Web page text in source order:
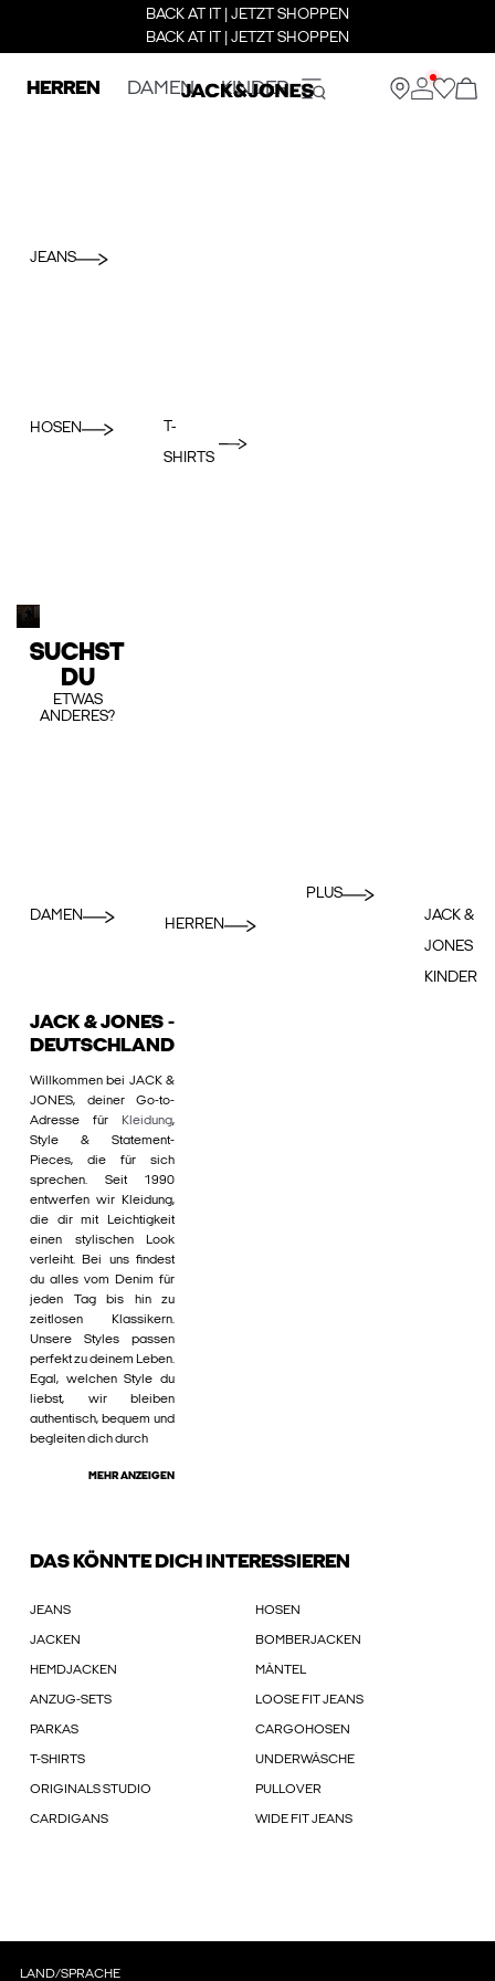
BACK AT IT | JETZT SHOPPEN
BACK AT IT | JETZT SHOPPEN
HERREN DAMEN KINDER
JEANS
HOSEN
T-
SHIRTS
SUCHST
DU
ETWAS
ANDERES?
DAMEN
HERREN
PLUS
JACK &
JONES
KINDER
JACK & JONES -
DEUTSCHLAND
Willkommen bei JACK &
JONES, deiner Go-to-
Adresse für
Kleidung,
Style & Statement-
Pieces, die für sich
sprechen. Seit 1990
entwerfen wir Kleidung,
die dir mit Leichtigkeit
einen stylischen Look
verleiht. Bei uns findest
du alles vom Denim für
jeden Tag bis hin zu
zeitlosen Klassikern.
Unsere Styles passen
perfekt zu deinem Leben.
Egal, welchen Style du
liebst, wir bleiben
authentisch, bequem und
begleiten dich durch
MEHR ANZEIGEN
DAS KÖNNTE DICH INTERESSIEREN
JEANS HOSEN
JACKEN BOMBERJACKEN
HEMDJACKEN MÄNTEL
ANZUG-SETS LOOSE FIT JEANS
PARKAS CARGOHOSEN
T-SHIRTS UNDERWÄSCHE
ORIGINALS STUDIO PULLOVER
CARDIGANS WIDE FIT JEANS
LAND/SPRACHE